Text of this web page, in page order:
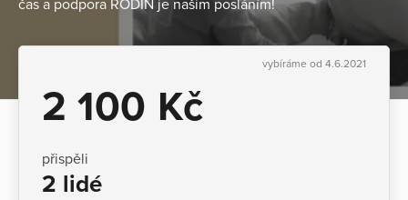
čas a podpora RODIN je našim posláním!
vybíráme od 4.6.2021
2 100 Kč
přispěli
2 lidé